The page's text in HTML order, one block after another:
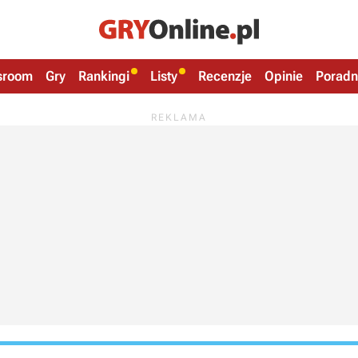
Gry Rankingi Listy Recenzje Opinie